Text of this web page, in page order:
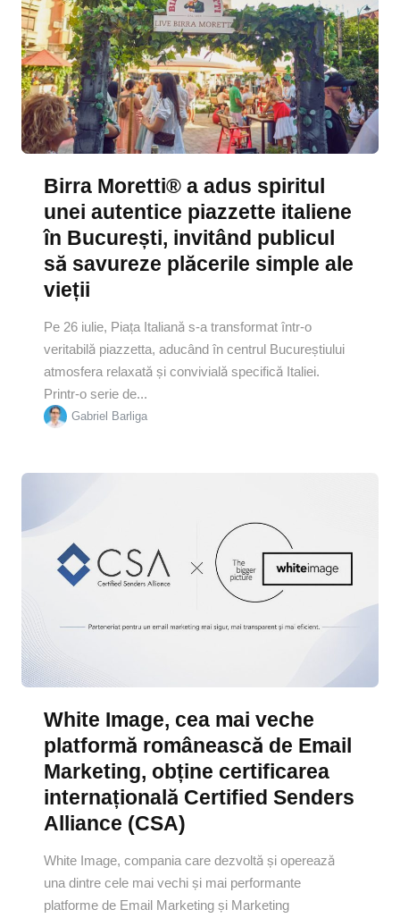
Birra Moretti® a adus spiritul
unei autentice piazzette italiene
în București, invitând publicul
să savureze plăcerile simple ale
vieții
Pe 26 iulie, Piața Italiană s-a transformat într-o
veritabilă piazzetta, aducând în centrul Bucureștiului
atmosfera relaxată și convivială specifică Italiei.
Printr-o serie de...
Gabriel Barliga
White Image, cea mai veche
platformă românească de Email
Marketing, obține certificarea
internațională Certified Senders
Alliance (CSA)
White Image, compania care dezvoltă și operează
una dintre cele mai vechi și mai performante
platforme de Email Marketing și Marketing